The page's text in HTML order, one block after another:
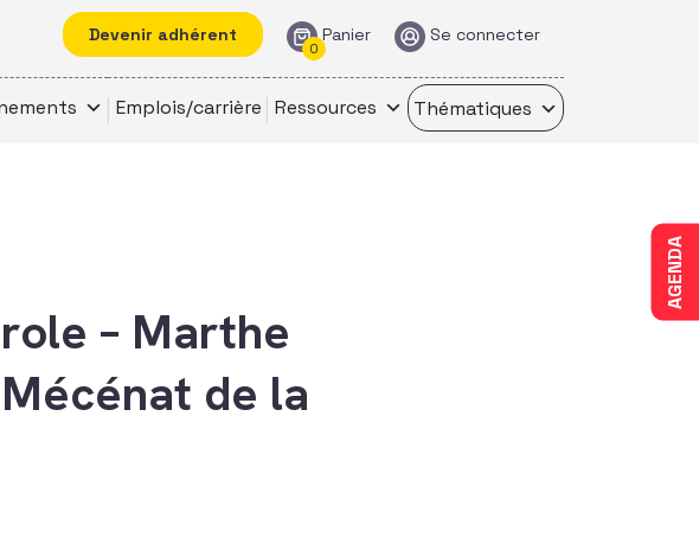
Devenir adhérent Panier
0
Se connecter
Emplois/carrière Ressources Thématiques
AGENDA
– Marthe
de la